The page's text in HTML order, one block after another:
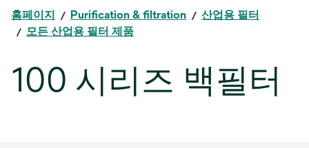
홈페이지 Purification & filtration
산업용 필터
모든 산업용 필터 제품
100 시리즈 백필터